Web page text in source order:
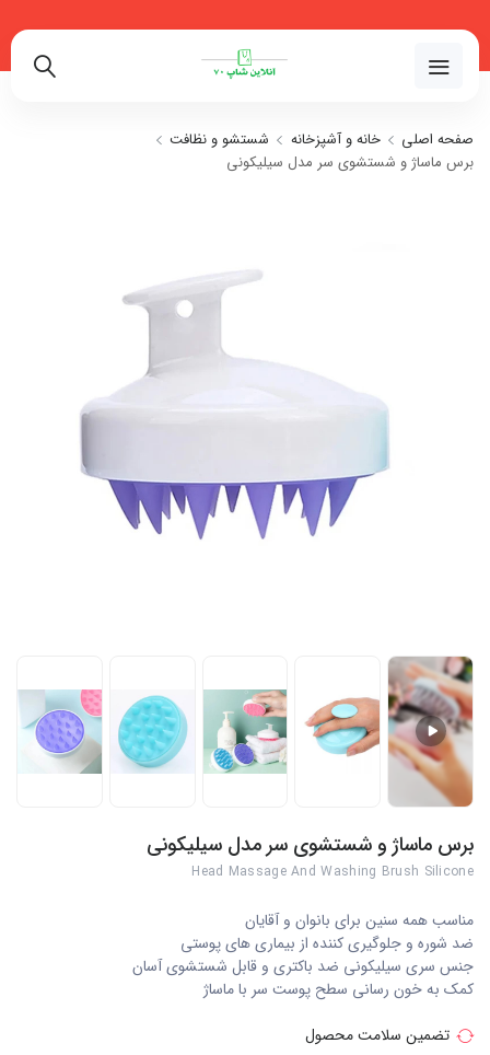
صفحه اصلی خانه و آشپزخانه
شستشو و نظافت
برس ماساژ و شستشوی سر مدل سیلیکونی
برس ماساژ و شستشوی سر مدل سیلیکونی
Head Massage And Washing Brush Silicone
مناسب همه سنین برای بانوان و آقایان
ضد شوره و جلوگیری کننده از بیماری های پوستی
جنس سری سیلیکونی ضد باکتری و قابل شستشوی آسان
کمک به خون رسانی سطح پوست سر با ماساژ
تضمین سلامت محصول